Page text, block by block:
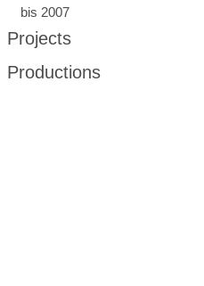
bis 2007
Projects
Productions